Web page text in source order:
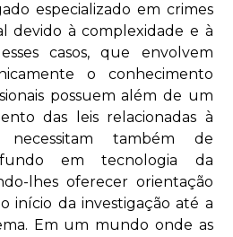
especializado em crimes
devido à complexidade e à
casos, que envolvem
o conhecimento
possuem além de um
das leis relacionadas à
necessitam também de
em tecnologia da
lhes oferecer orientação
início da investigação até a
Em um mundo onde as